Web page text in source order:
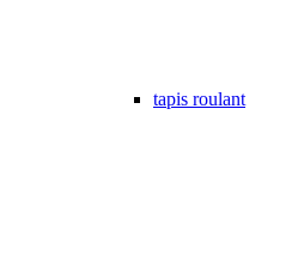
tapis roulant